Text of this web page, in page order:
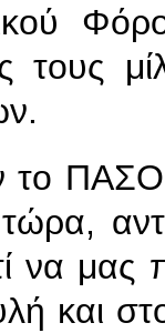
τους
το
να μας
και